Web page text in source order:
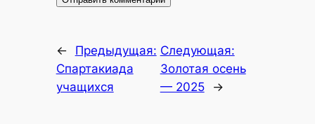
←
Предыдущая:
Спартакиада
учащихся
Следующая:
Золотая осень
— 2025
→